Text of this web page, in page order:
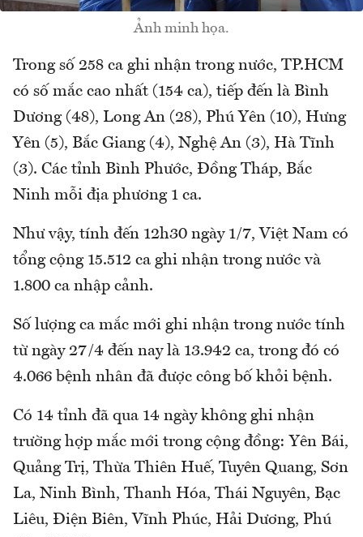
Ảnh minh họa.
Trong số 258 ca ghi nhận trong nước, TP.HCM
có số mắc cao nhất (154 ca), tiếp đến là Bình
Dương (48), Long An (28), Phú Yên (10), Hưng
Yên (5), Bắc Giang (4), Nghệ An (3), Hà Tĩnh
(3). Các tỉnh Bình Phước, Đồng Tháp, Bắc
Ninh mỗi địa phương 1 ca.
Như vậy, tính đến 12h30 ngày 1/7, Việt Nam có
tổng cộng 15.512 ca ghi nhận trong nước và
1.800 ca nhập cảnh.
Số lượng ca mắc mới ghi nhận trong nước tính
từ ngày 27/4 đến nay là 13.942 ca, trong đó có
4.066 bệnh nhân đã được công bố khỏi bệnh.
Có 14 tỉnh đã qua 14 ngày không ghi nhận
trường hợp mắc mới trong cộng đồng: Yên Bái,
Quảng Trị, Thừa Thiên Huế, Tuyên Quang, Sơn
La, Ninh Bình, Thanh Hóa, Thái Nguyên, Bạc
Liêu, Điện Biên, Vĩnh Phúc, Hải Dương, Phú